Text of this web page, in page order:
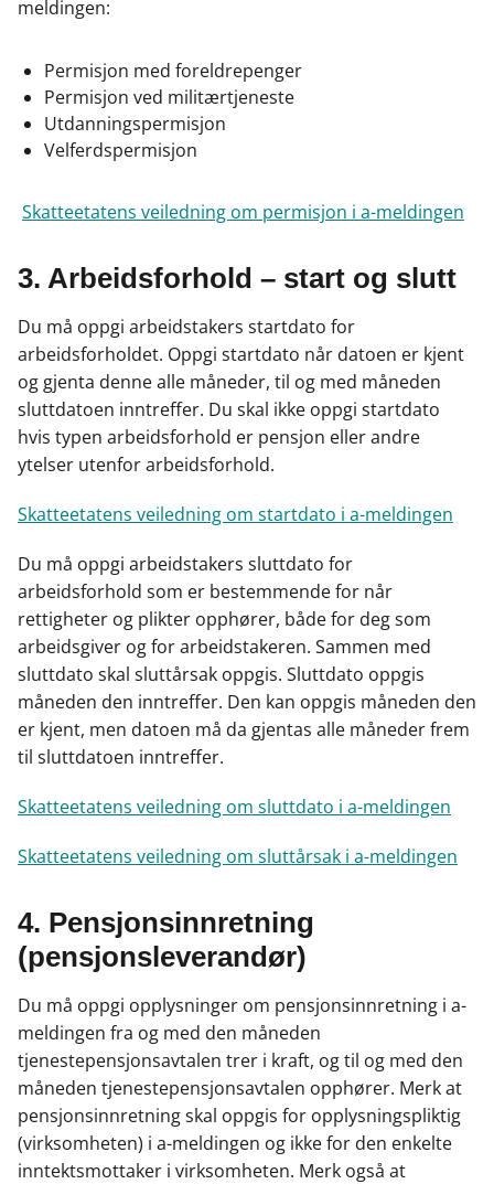
meldingen:
Permisjon med foreldrepenger
Permisjon ved militærtjeneste
Utdanningspermisjon
Velferdspermisjon
Skatteetatens veiledning om permisjon i a-meldingen
3. Arbeidsforhold – start og slutt
Du må oppgi arbeidstakers startdato for
arbeidsforholdet. Oppgi startdato når datoen er kjent
og gjenta denne alle måneder, til og med måneden
sluttdatoen inntreffer. Du skal ikke oppgi startdato
hvis typen arbeidsforhold er pensjon eller andre
ytelser utenfor arbeidsforhold.
Skatteetatens veiledning om startdato i a-meldingen
Du må oppgi arbeidstakers sluttdato for
arbeidsforhold som er bestemmende for når
rettigheter og plikter opphører, både for deg som
arbeidsgiver og for arbeidstakeren. Sammen med
sluttdato skal sluttårsak oppgis. Sluttdato oppgis
måneden den inntreffer. Den kan oppgis måneden den
er kjent, men datoen må da gjentas alle måneder frem
til sluttdatoen inntreffer.
Skatteetatens veiledning om sluttdato i a-meldingen
Skatteetatens veiledning om sluttårsak i a-meldingen
4. Pensjonsinnretning
(pensjonsleverandør)
Du må oppgi opplysninger om pensjonsinnretning i a-
meldingen fra og med den måneden
tjenestepensjonsavtalen trer i kraft, og til og med den
måneden tjenestepensjonsavtalen opphører. Merk at
pensjonsinnretning skal oppgis for opplysningspliktig
(virksomheten) i a-meldingen og ikke for den enkelte
inntektsmottaker i virksomheten. Merk også at